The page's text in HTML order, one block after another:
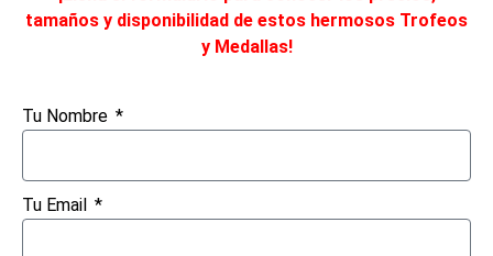
tamaños y disponibilidad de estos hermosos Trofeos
y Medallas!
Tu Nombre
Tu Email